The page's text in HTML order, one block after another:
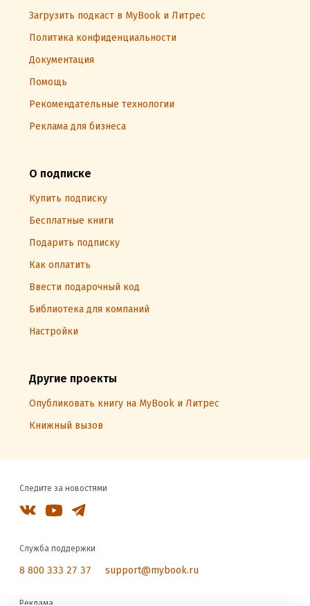
Загрузить подкаст в MyBook и Литрес
Политика конфиденциальности
Документация
Помощь
Рекомендательные технологии
Реклама для бизнеса
О подписке
Купить подписку
Бесплатные книги
Подарить подписку
Как оплатить
Ввести подарочный код
Библиотека для компаний
Настройки
Другие проекты
Опубликовать книгу на MyBook и Литрес
Книжный вызов
Следите за новостями
Служба поддержки
8 800 333 27 37 support@mybook.ru
Реклама